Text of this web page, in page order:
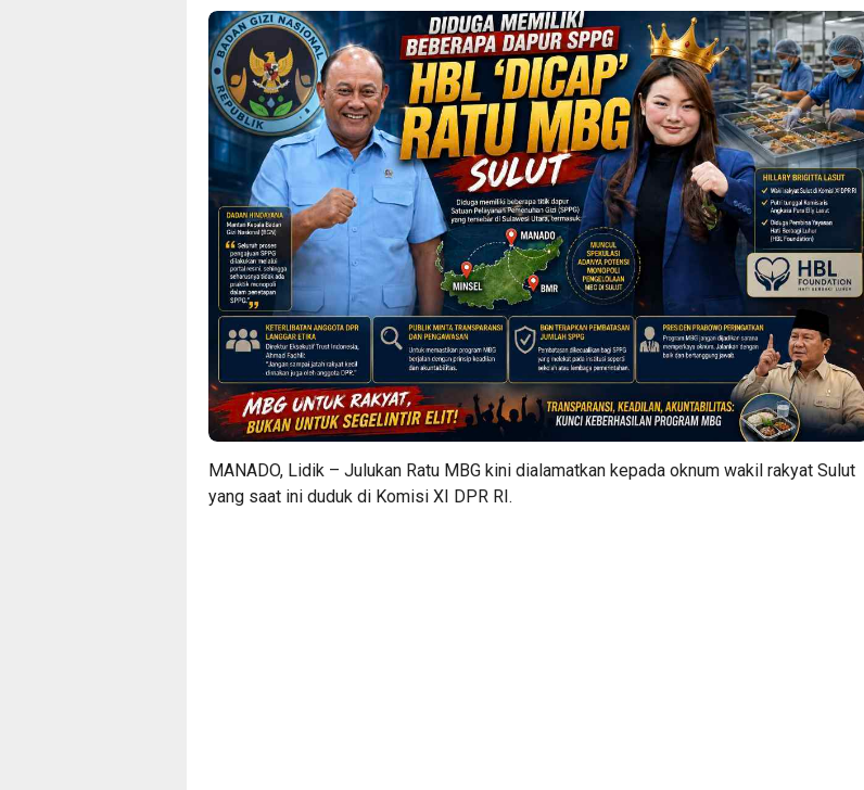
MANADO, Lidik – Julukan Ratu MBG kini dialamatkan kepada oknum wakil rakyat Sulut
yang saat ini duduk di Komisi XI DPR RI.